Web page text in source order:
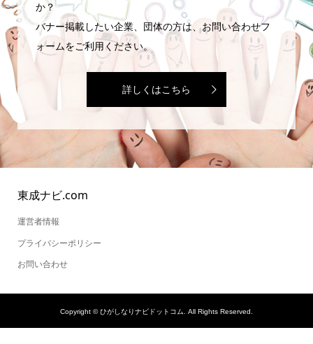
か？
バナー掲載したい企業、団体の方は、お問い合わせフ
ォームをご利用ください。
詳しくはこちら
東成ナビ.com
運営者情報
プライバシーポリシー
お問い合わせ
Copyright ©ひがしなりナビドットコム. All Rights Reserved.